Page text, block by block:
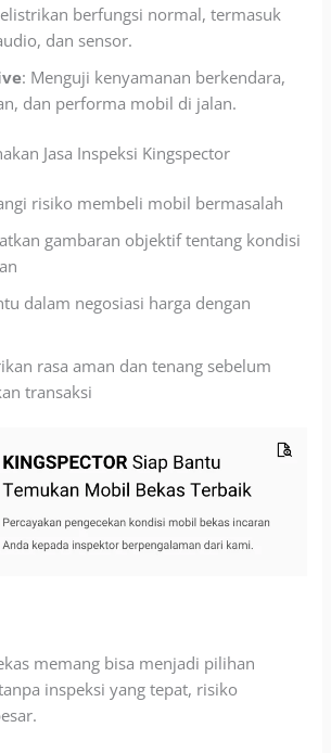
berfungsi normal, termasuk
dan sensor.
: Menguji kenyamanan berkendara,
dan performa mobil di jalan.
Jasa Inspeksi Kingspector
risiko membeli mobil bermasalah
gambaran objektif tentang kondisi
dalam negosiasi harga dengan
rasa aman dan tenang sebelum
transaksi
memang bisa menjadi pilihan
inspeksi yang tepat, risiko